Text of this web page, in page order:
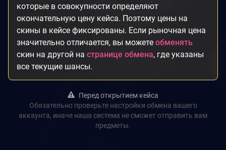
которые в совокупности определяют
окончательную цену кейса. Поэтому цены на
скины в кейсе фиксированы. Если рыночная цена
значительно отличается, вы можете обменять
скин на другой на странице обмена, где указаны
все текущие шансы.
Перед открытием кейса
Обязательно проверьте настройки обмена вашего
аккаунта, иначе наша система не сможет отправить вам
предметы.